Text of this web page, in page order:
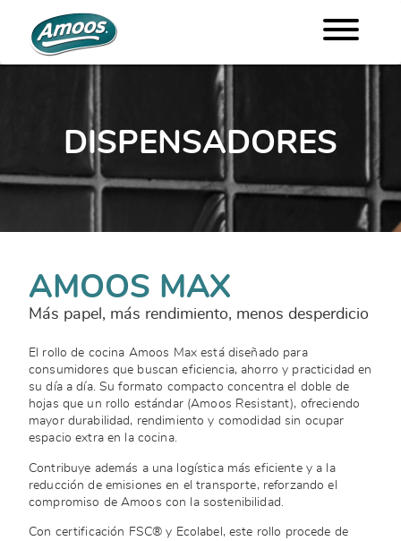
DISPENSADORES
AMOOS MAX
Más papel, más rendimiento, menos desperdicio
El rollo de cocina Amoos Max está diseñado para
consumidores que buscan eficiencia, ahorro y practicidad en
su día a día. Su formato compacto concentra el doble de
hojas que un rollo estándar (Amoos Resistant), ofreciendo
mayor durabilidad, rendimiento y comodidad sin ocupar
espacio extra en la cocina.
Contribuye además a una logística más eficiente y a la
reducción de emisiones en el transporte, reforzando el
compromiso de Amoos con la sostenibilidad.
Con certificación FSC® y Ecolabel, este rollo procede de